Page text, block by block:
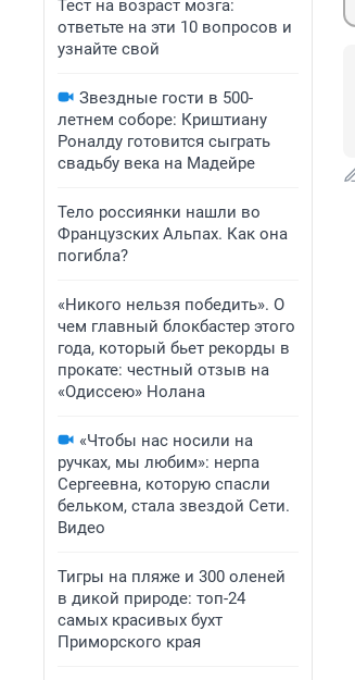
Тест на возраст мозга:
ответьте на эти 10 вопросов и
узнайте свой
Звездные гости в 500-
летнем соборе: Криштиану
Роналду готовится сыграть
свадьбу века на Мадейре
Тело россиянки нашли во
Французских Альпах. Как она
погибла?
«Никого нельзя победить». О
чем главный блокбастер этого
года, который бьет рекорды в
прокате: честный отзыв на
«Одиссею» Нолана
«Чтобы нас носили на
ручках, мы любим»: нерпа
Сергеевна, которую спасли
бельком, стала звездой Сети.
Видео
Тигры на пляже и 300 оленей
в дикой природе: топ-24
самых красивых бухт
Приморского края